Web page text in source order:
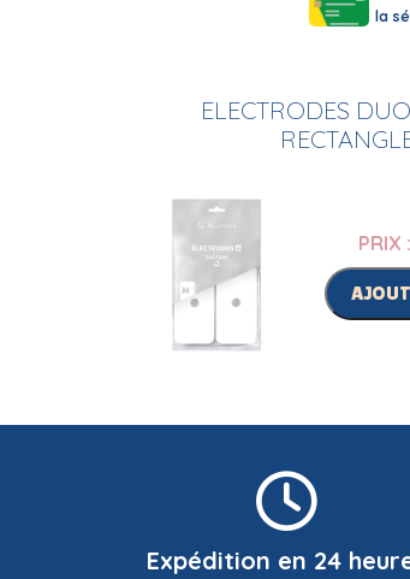
la
ELECTRODES
PRIX
Expédition en 24